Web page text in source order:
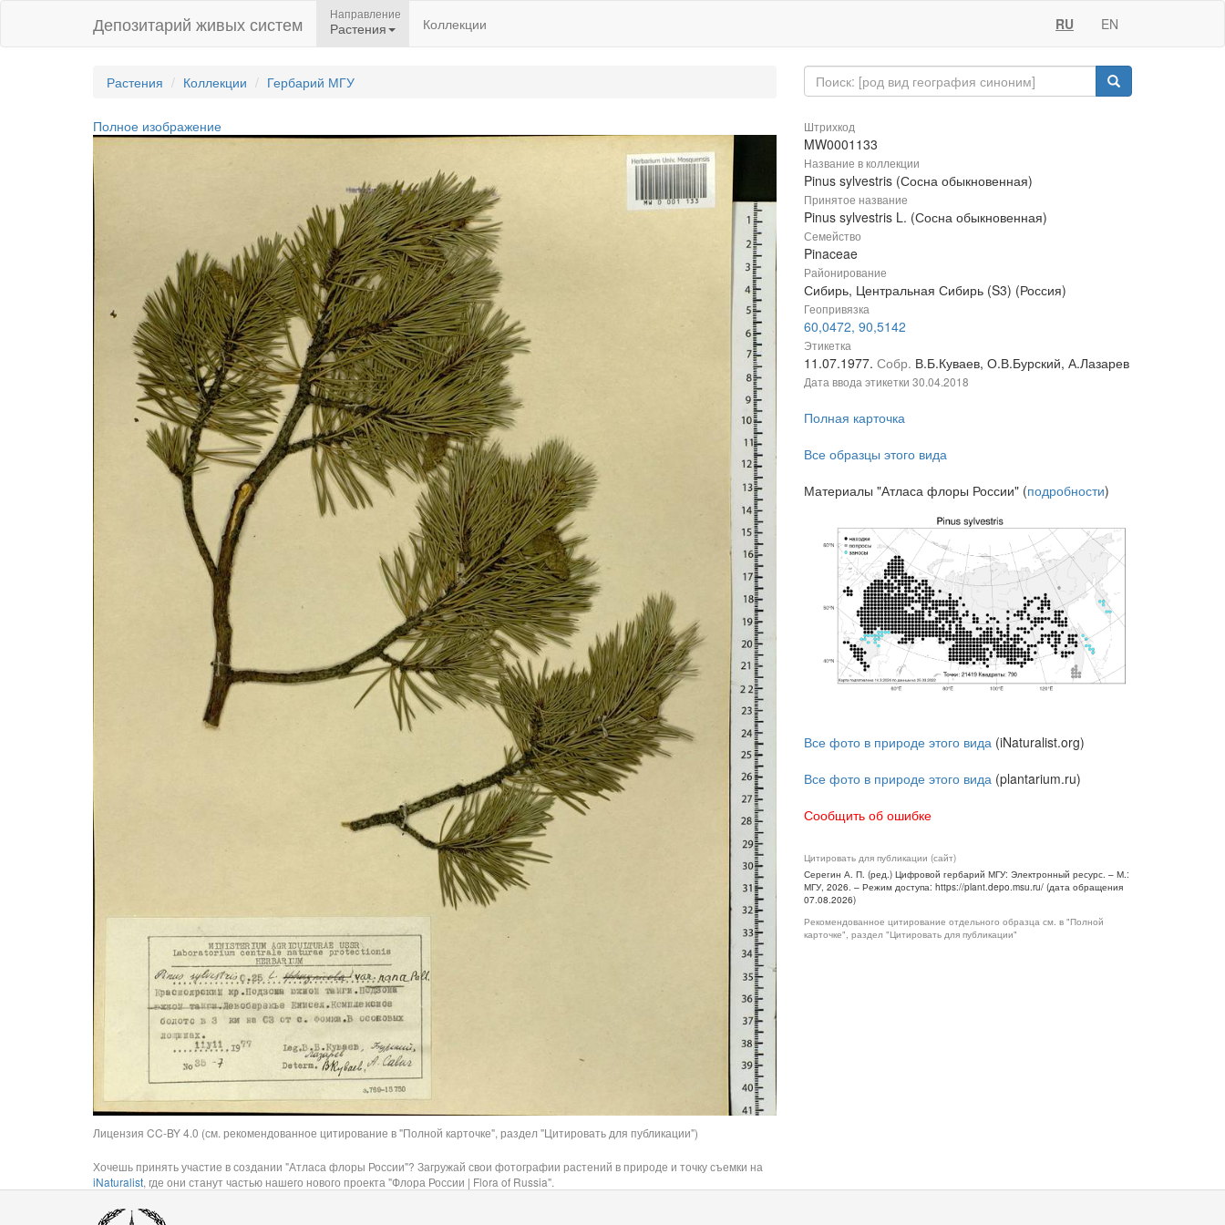
Депозитарий живых систем Направление
Растения Коллекции RU EN
Растения Коллекции Гербарий МГУ
Полное изображение
Лицензия CC-BY 4.0 (см. рекомендованное цитирование в "Полной карточке", раздел "Цитировать для публикации")
Хочешь принять участие в создании "Атласа флоры России"? Загружай свои фотографии растений в природе и точку съемки на
iNaturalist, где они станут частью нашего нового проекта "Флора России | Flora of Russia".
Штрихкод
MW0001133
Название в коллекции
Pinus sylvestris (Сосна обыкновенная)
Принятое название
Pinus sylvestris L. (Сосна обыкновенная)
Семейство
Pinaceae
Районирование
Сибирь, Центральная Сибирь (S3) (Россия)
Геопривязка
60,0472, 90,5142
Этикетка
11.07.1977. Собр. В.Б.Куваев, О.В.Бурский, А.Лазарев
Дата ввода этикетки 30.04.2018
Полная карточка
Все образцы этого вида
Материалы "Атласа флоры России" (подробности)
Все фото в природе этого вида (iNaturalist.org)
Все фото в природе этого вида (plantarium.ru)
Сообщить об ошибке
Цитировать для публикации (сайт)
Серегин А. П. (ред.) Цифровой гербарий МГУ: Электронный ресурс. – М.:
МГУ, 2026. – Режим доступа: https://plant.depo.msu.ru/ (дата обращения
07.08.2026)
Рекомендованное цитирование отдельного образца см. в "Полной
карточке", раздел "Цитировать для публикации"